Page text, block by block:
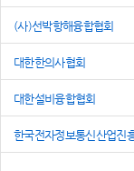
(사)선박항해융합협회
대한한의사협회
대한설비융합협회
한국전자정보통신산업진